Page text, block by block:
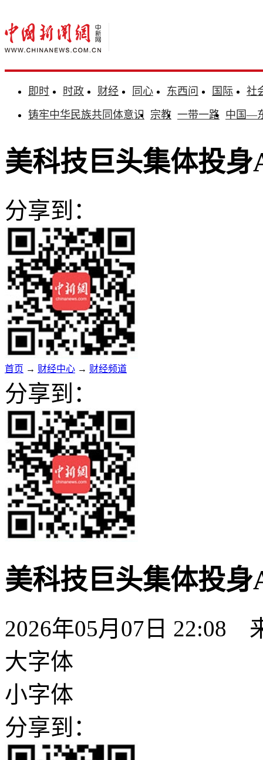
即时 时政 财经 同心 东西问 国际
社
铸牢中华民族共同体意识 宗教 一带一路 中国—
美科技巨头集体投
分享到：
首页 → 财经中心 → 财经频道
分享到：
美科技巨头集体投
2026年05月07日 22:08
大字体
小字体
分享到：